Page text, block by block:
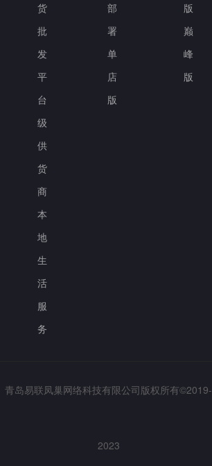
货
批
发
平
台
级
供
货
商
本
地
生
活
服
务
部
署
单
店
版
版
巅
峰
版
青岛易联凤巢网络科技有限公司版权所有©2019-
2023